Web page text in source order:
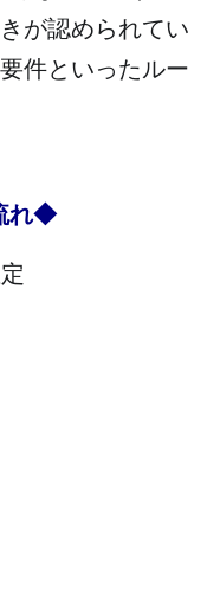
が認められてい
件といったルー
れ◆